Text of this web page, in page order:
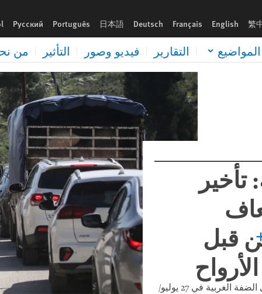
繁
English
Français
Deutsch
日本語
Português
Русский
المواضيع التقارير فيديو وصور التأثير من
تأخير
قبل
إغلاق الطرق من قبل إسرائيل في الضفة الغربية في 27 يوليو/